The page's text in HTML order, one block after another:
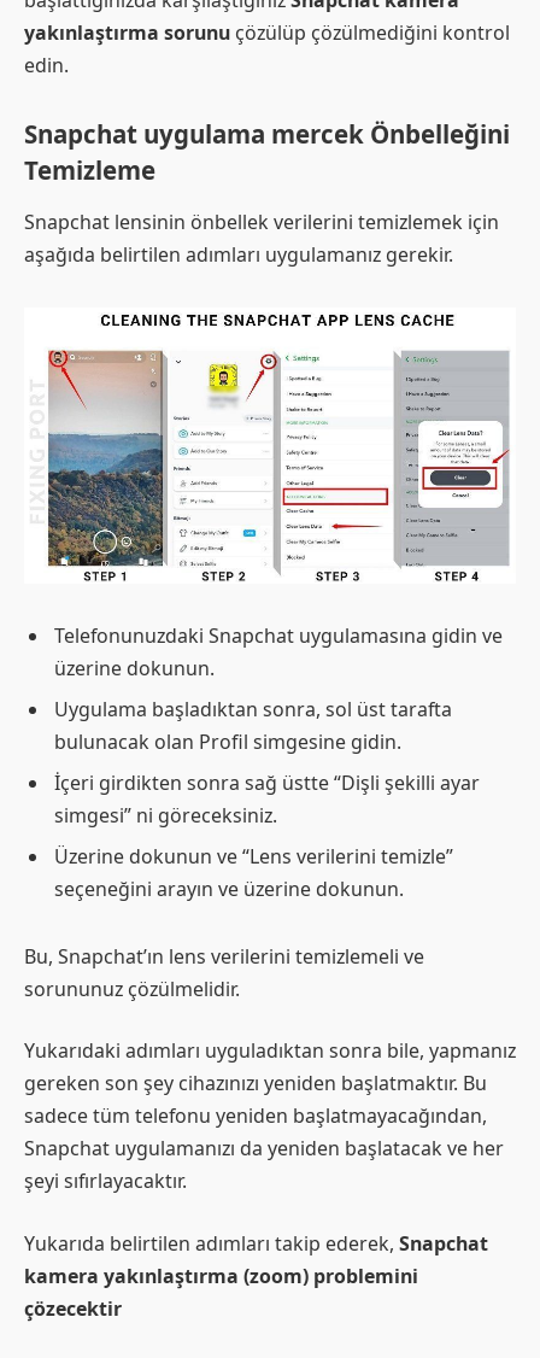
yakınlaştırma sorunu çözülüp çözülmediğini kontrol
edin.
Snapchat uygulama mercek Önbelleğini
Temizleme
Snapchat lensinin önbellek verilerini temizlemek için
aşağıda belirtilen adımları uygulamanız gerekir.
Telefonunuzdaki Snapchat uygulamasına gidin ve
üzerine dokunun.
Uygulama başladıktan sonra, sol üst tarafta
bulunacak olan Profil simgesine gidin.
İçeri girdikten sonra sağ üstte “Dişli şekilli ayar
simgesi” ni göreceksiniz.
Üzerine dokunun ve “Lens verilerini temizle”
seçeneğini arayın ve üzerine dokunun.
Bu, Snapchat’ın lens verilerini temizlemeli ve
sorununuz çözülmelidir.
Yukarıdaki adımları uyguladıktan sonra bile, yapmanız
gereken son şey cihazınızı yeniden başlatmaktır. Bu
sadece tüm telefonu yeniden başlatmayacağından,
Snapchat uygulamanızı da yeniden başlatacak ve her
şeyi sıfırlayacaktır.
Yukarıda belirtilen adımları takip ederek, Snapchat
kamera yakınlaştırma (zoom) problemini
çözecektir